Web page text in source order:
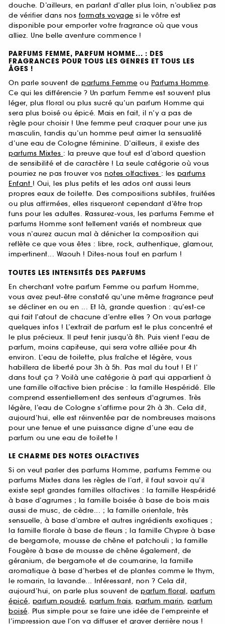
douche. D’ailleurs, en parlant d’aller plus loin, n’oubliez pas
de vérifier dans nos formats voyage si le vôtre est
disponible pour emporter votre fragrance où que vous
alliez. Une belle aventure commence !
PARFUMS FEMME, PARFUM HOMME... : DES
FRAGRANCES POUR TOUS LES GENRES ET TOUS LES
ÂGES !
On parle souvent de parfums Femme ou Parfums Homme.
Ce qui les différencie ? Un parfum Femme est souvent plus
léger, plus floral ou plus sucré qu’un parfum Homme qui
sera plus boisé ou épicé. Mais en fait, il n’y a pas de
règle pour choisir ! Une femme peut craquer pour une jus
masculin, tandis qu’un homme peut aimer la sensualité
d’une eau de Cologne féminine. D’ailleurs, il existe des
parfums Mixtes : la preuve que tout est d’abord question
de sensibilité et de caractère ! La seule catégorie où vous
pourriez ne pas trouver vos notes olfactives : les parfums
Enfant ! Oui, les plus petits et les ados ont aussi leurs
propres eaux de toilette. Des compositions subtiles, fruitées
ou plus affirmées, elles risqueront cependant d’être trop
funs pour les adultes. Rassurez-vous, les parfums Femme et
parfums Homme sont tellement variés et nombreux que
vous n’aurez aucun mal à dénicher la composition qui
reflète ce que vous êtes : libre, rock, authentique, glamour,
impertinent... Waouh ! Dites-nous tout en parfum !
TOUTES LES INTENSITÉS DES PARFUMS
En cherchant votre parfum Femme ou parfum Homme,
vous avez peut-être constaté qu’une même fragrance peut
se décliner en ou en ... Et là, grande question : qu’est-ce
qui fait l’atout de chacune d’entre elles ? On vous partage
quelques infos ! L’extrait de parfum est le plus concentré et
le plus précieux. Il peut tenir jusqu’à 8h. Puis vient l’eau de
parfum, moins capiteuse, qui sera votre alliée pour 4h
environ. L’eau de toilette, plus fraîche et légère, vous
habillera de liberté pour 3h à 5h. Pas mal du tout ! Et l’
dans tout ça ? Voilà une catégorie à part qui appartient à
une famille olfactive bien précise : la famille Hespéridé. Elle
comprend essentiellement des senteurs d'agrumes. Très
légère, l’eau de Cologne s’affirme pour 2h à 3h. Cela dit,
aujourd’hui, elle est réinventée par de nombreuses maisons
pour une tenue et une puissance digne d’une eau de
parfum ou une eau de toilette !
LE CHARME DES NOTES OLFACTIVES
Si on veut parler des parfums Homme, parfums Femme ou
parfums Mixtes dans les règles de l’art, il faut savoir qu’il
existe sept grandes familles olfactives : la famille Hespéridé
à base d’agrumes ; la famille boisée à base de bois mais
aussi de musc, de cèdre... ; la famille orientale, très
sensuelle, à base d’ambre et autres ingrédients exotiques ;
la famille florale à base de fleurs ; la famille Chypre à base
de bergamote, mousse de chêne et patchouli ; la famille
Fougère à base de mousse de chêne également, de
géranium, de bergamote et de coumarine, la famille
aromatique à base d’herbes et de plantes comme le thym,
le romarin, la lavande... Intéressant, non ? Cela dit,
aujourd’hui, on parle plus souvent de parfum floral, parfum
épicé, parfum poudré, parfum frais, parfum marin, parfum
boisé. Plus simple pour se faire une idée de l’empreinte et
l’impression que l’on va diffuser et graver derrière nous !